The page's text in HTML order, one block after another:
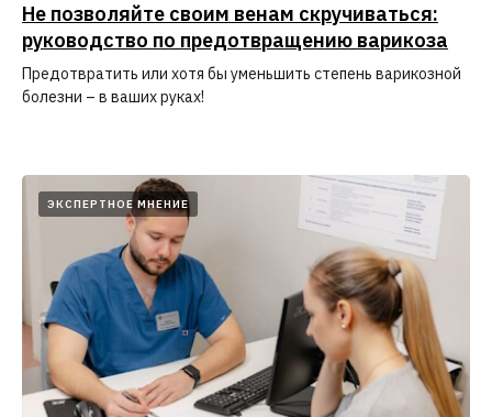
Не позволяйте своим венам скручиваться:
руководство по предотвращению варикоза
Предотвратить или хотя бы уменьшить степень варикозной
болезни – в ваших руках!
ЭКСПЕРТНОЕ МНЕНИЕ